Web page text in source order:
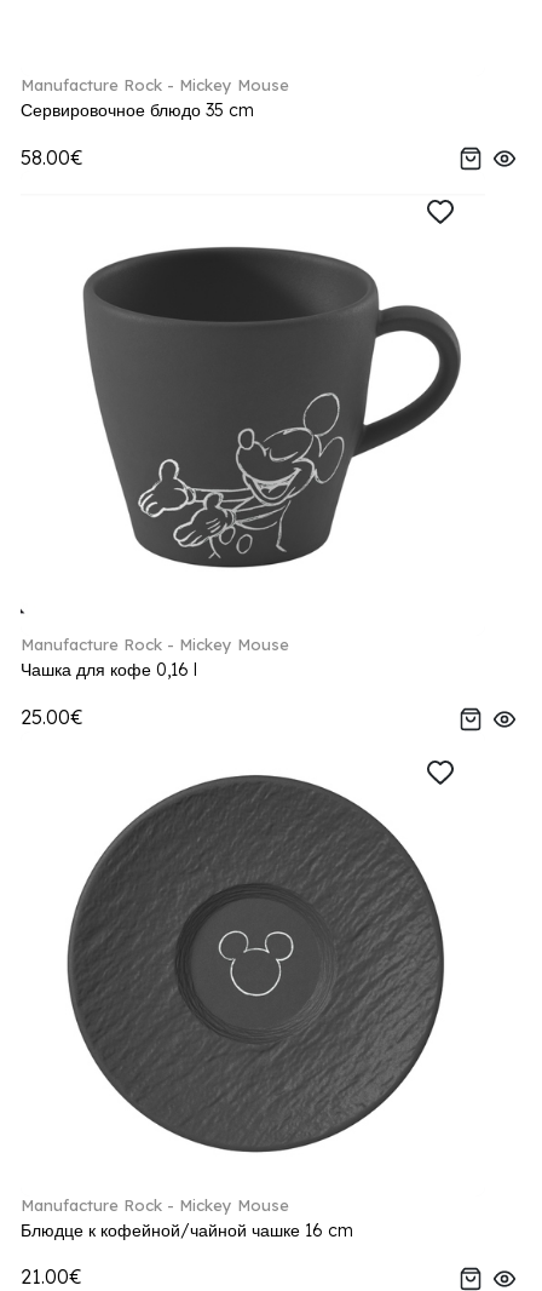
Manufacture Rock - Mickey Mouse
Сервировочное блюдо 35 cm
58.00€
Manufacture Rock - Mickey Mouse
Чашка для кофе 0,16 l
25.00€
Manufacture Rock - Mickey Mouse
Блюдце к кофейной/чайной чашке 16 cm
21.00€